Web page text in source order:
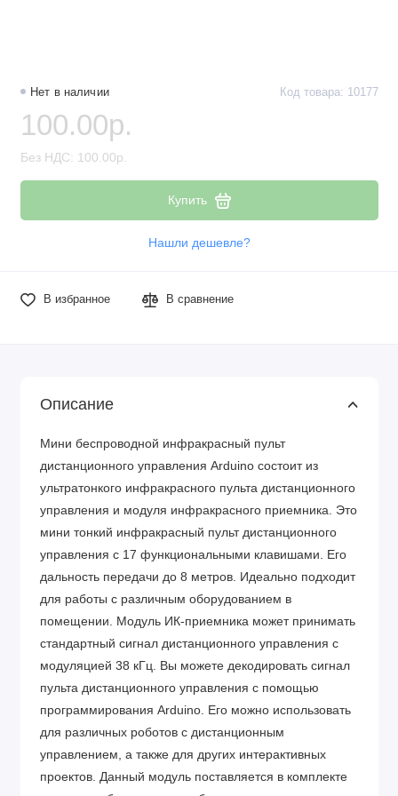
Нет в наличии Код товара: 10177
100.00р.
Без НДС: 100.00р.
Купить
Нашли дешевле?
В избранное В сравнение
Описание
Мини беспроводной инфракрасный пульт
дистанционного управления Arduino состоит из
ультратонкого инфракрасного пульта дистанционного
управления и модуля инфракрасного приемника. Это
мини тонкий инфракрасный пульт дистанционного
управления с 17 функциональными клавишами. Его
дальность передачи до 8 метров. Идеально подходит
для работы с различным оборудованием в
помещении. Модуль ИК-приемника может принимать
стандартный сигнал дистанционного управления с
модуляцией 38 кГц. Вы можете декодировать сигнал
пульта дистанционного управления с помощью
программирования Arduino. Его можно использовать
для различных роботов с дистанционным
управлением, а также для других интерактивных
проектов. Данный модуль поставляется в комплекте